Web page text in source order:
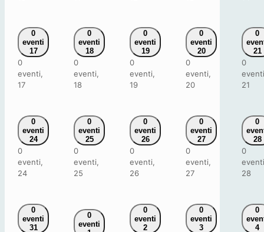
0
eventi
17
0
eventi,
17
0
eventi
18
0
eventi,
18
0
eventi
19
0
eventi,
19
0
eventi
20
0
eventi,
20
0
21
0
21
0
eventi
24
0
eventi,
24
0
eventi
25
0
eventi,
25
0
eventi
26
0
eventi,
26
0
eventi
27
0
eventi,
27
0
28
0
28
0
eventi
31
0
eventi
0
eventi
2
0
eventi
3
0
4